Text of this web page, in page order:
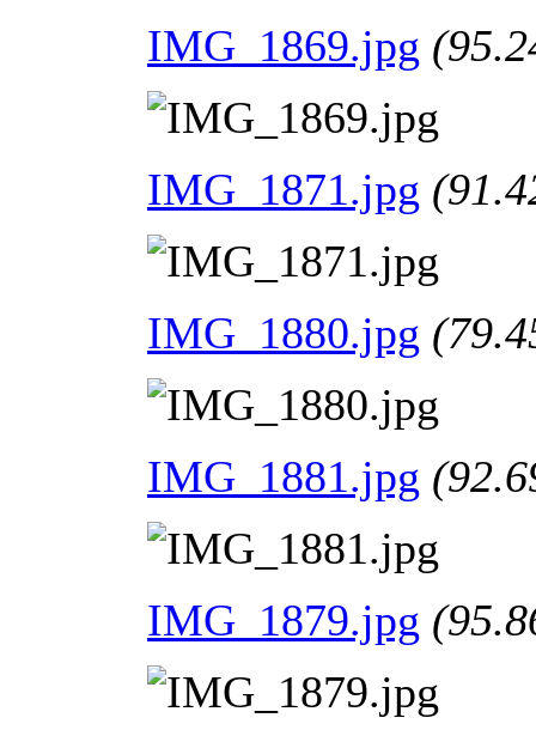
IMG_1869.jpg
IMG_1871.jpg
IMG_1880.jpg
IMG_1881.jpg
IMG_1879.jpg